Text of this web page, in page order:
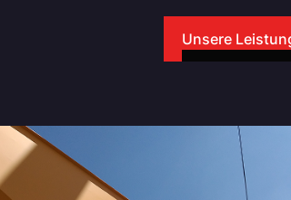
Unsere